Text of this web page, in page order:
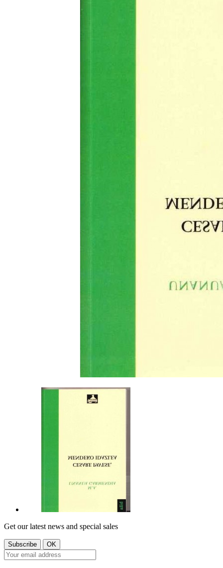
Get our latest news and special sales